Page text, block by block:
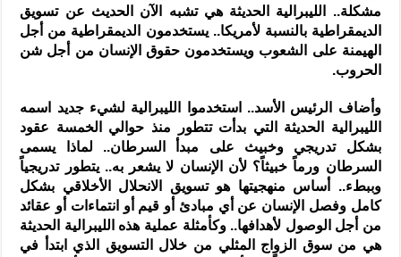
مشكلة.. الليبرالية الحديثة هي تشبه الآن الحديث عن تسويق
الديمقراطية بالنسبة لأمريكا.. يستخدمون الديمقراطية من أجل
الهيمنة على الشعوب ويستخدمون حقوق الإنسان من أجل شن
الحروب.
وأضاف الرئيس الأسد.. استخدموا الليبرالية لشيء جديد اسمه
الليبرالية الحديثة التي بدأت تتطور منذ حوالي الخمسة عقود
بشكل تدريجي وخبيث على مبدأ السرطان.. لماذا يسمى
السرطان ورماً خبيثاً؟ لأن الإنسان لا يشعر به.. يتطور تدريجياً
وببطء.. أساس منهجيتها هو تسويق الانحلال الأخلاقي بشكل
كامل وفصل الإنسان عن أي مبادئ أو قيم أو انتماءات أو عقائد
من أجل الوصول لأهدافها.. وكأمثلة عملية هذه الليبرالية الحديثة
هي من سوق الزواج المثلي من خلال التسويق الذي ابتدأ في